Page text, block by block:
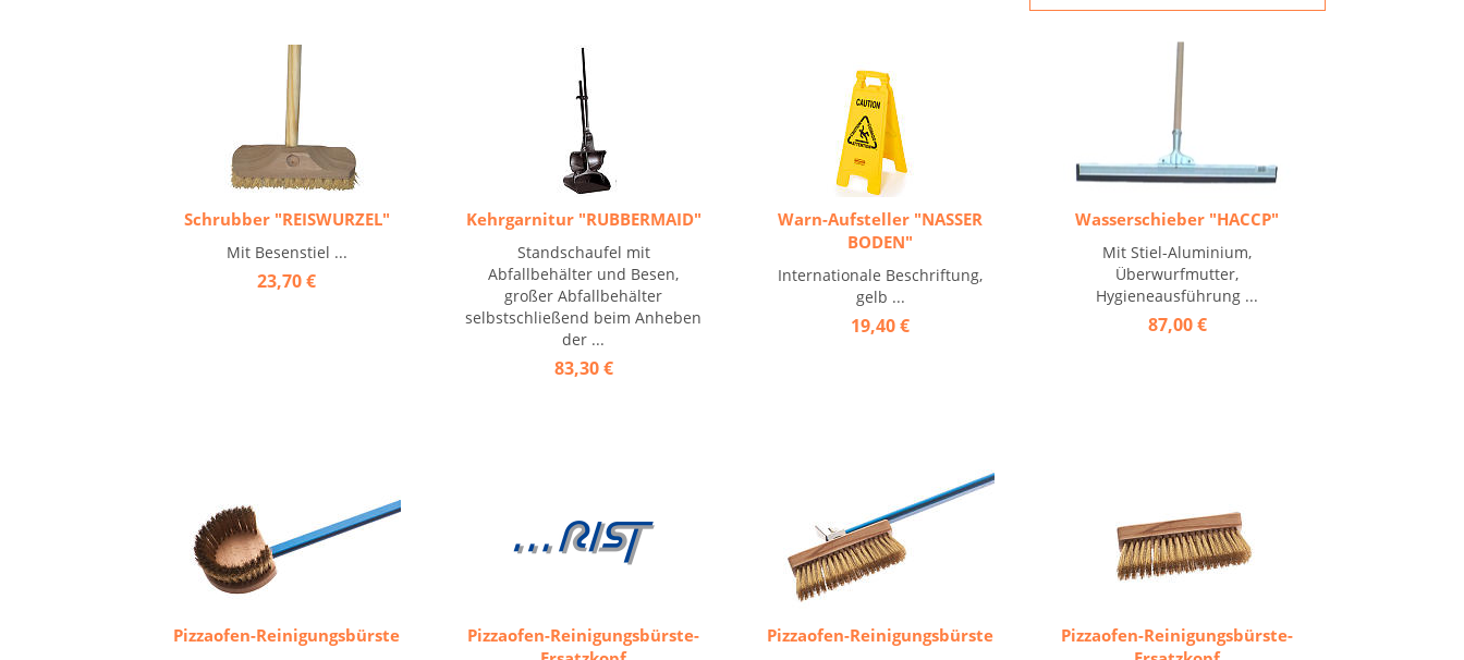
Schrubber "REISWURZEL"
Mit Besenstiel ...
23,70 €
Kehrgarnitur "RUBBERMAID"
Standschaufel mit
Abfallbehälter und Besen,
großer Abfallbehälter
selbstschließend beim Anheben
der ...
83,30 €
Warn-Aufsteller "NASSER
BODEN"
Internationale Beschriftung,
gelb ...
19,40 €
Wasserschieber "HACCP"
Mit Stiel-Aluminium,
Überwurfmutter,
Hygieneausführung ...
87,00 €
Pizzaofen-Reinigungsbürste
Pizzaofen-Reinigungsbürste-
Pizzaofen-Reinigungsbürste
Pizzaofen-Reinigungsbürste-